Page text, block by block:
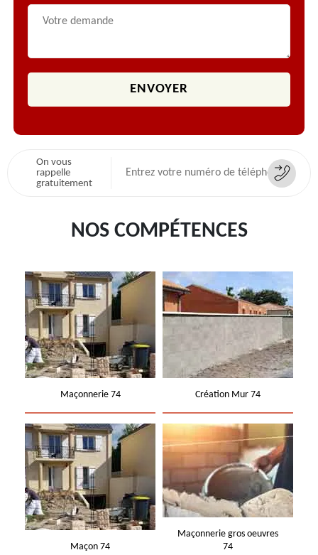
On vous
rappelle
gratuitement
NOS COMPÉTENCES
Maçonnerie 74 Création Mur 74
Maçon 74
Maçonnerie gros oeuvres
74